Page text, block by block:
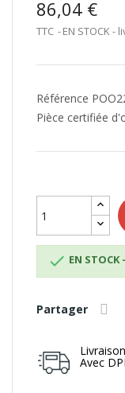
86,04 €
TTC EN STOCK -
Référence
Pièce certifiée
 EN
Partager
Avec